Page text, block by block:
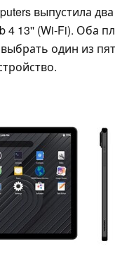
выпустила
4 13'' (Wi-Fi).
один из